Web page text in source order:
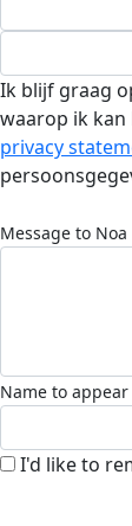
Ik blijf graag
waarop ik kan
privacy
Message to
Name to
I'd like to